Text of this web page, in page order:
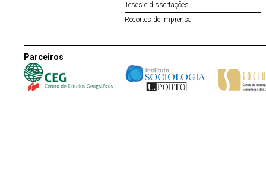
Teses e dissertações
Recortes de imprensa
Parceiros